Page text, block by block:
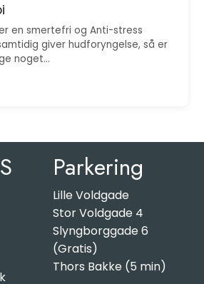
en smertefri og Anti-stress
giver hudforyngelse, så er
noget…
Parkering
Lille Voldgade
Stor Voldgade 4
Slyngborggade 6
(Gratis)
Thors Bakke (5 min)